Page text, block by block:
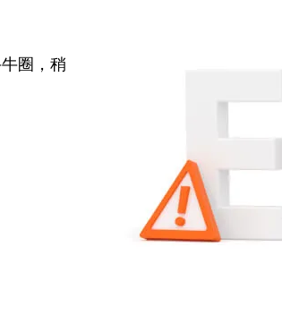
圈，稍